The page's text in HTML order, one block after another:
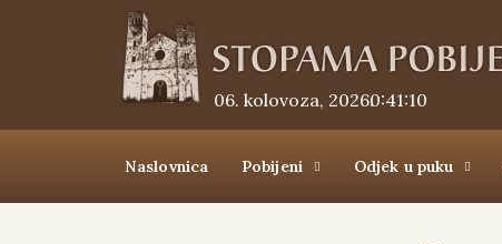
06. kolovoza, 2026.0:41:11
Naslovnica Pobijeni Odjek u puku